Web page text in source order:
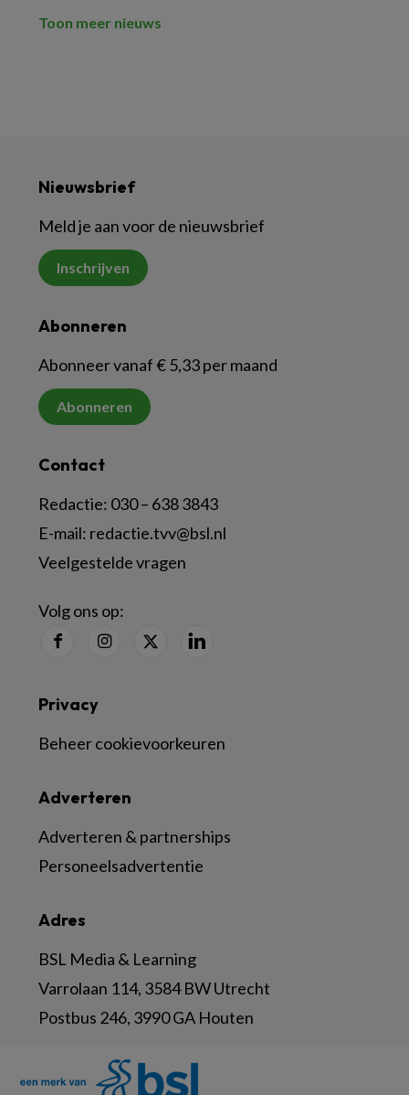
Toon meer nieuws
Nieuwsbrief
Meld je aan voor de nieuwsbrief
Inschrijven
Abonneren
Abonneer vanaf € 5,33 per maand
Abonneren
Contact
Redactie: 030 – 638 3843
E-mail: redactie.tvv@bsl.nl
Veelgestelde vragen
Volg ons op:
Adres
BSL Media & Learning
Varrolaan 114, 3584 BW Utrecht
Postbus 246, 3990 GA Houten
Adverteren
Adverteren & partnerships
Personeelsadvertentie
Privacy
Beheer cookievoorkeuren